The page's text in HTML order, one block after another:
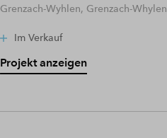
Grenzach-Wyhlen, Grenzach-Whylen
Im Verkauf
Projekt anzeigen